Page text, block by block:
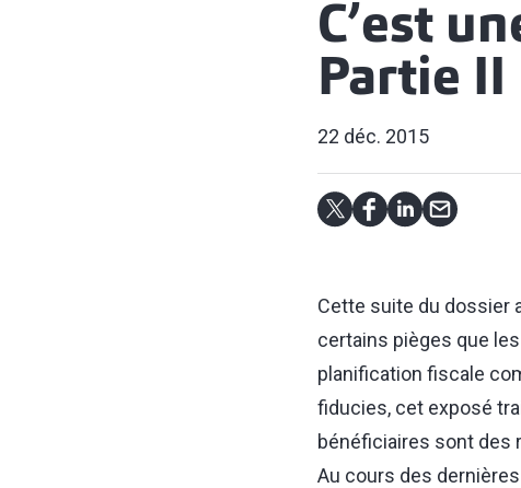
C’est
Partie II
22 déc. 2015
Cette suite du dossier
certains pièges que
planification fiscale
fiducies, cet exposé
bénéficiaires sont des
Au cours des